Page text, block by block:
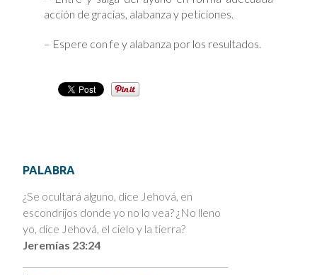
acción de gracias, alabanza y peticiones.
– Espere con fe y alabanza por los resultados.
PALABRA
¿Se ocultará alguno, dice Jehová, en
escondrijos donde yo no lo vea? ¿No lleno
yo, dice Jehová, el cielo y la tierra?
Jeremías 23:24